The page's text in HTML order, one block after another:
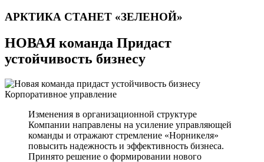
АРКТИКА СТАНЕТ «ЗЕЛЕНОЙ»
НОВАЯ команда Придаст
устойчивость бизнесу
Корпоративное управление
Изменения в организационной структуре
Компании направлены на усиление управляющей
команды и отражают стремление «Норникеля»
повысить надежность и эффективность бизнеса.
Принято решение о формировании нового